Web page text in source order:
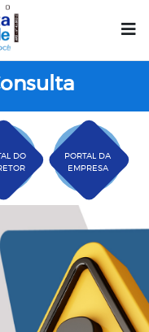
DO
PORTAL DA
EMPRESA